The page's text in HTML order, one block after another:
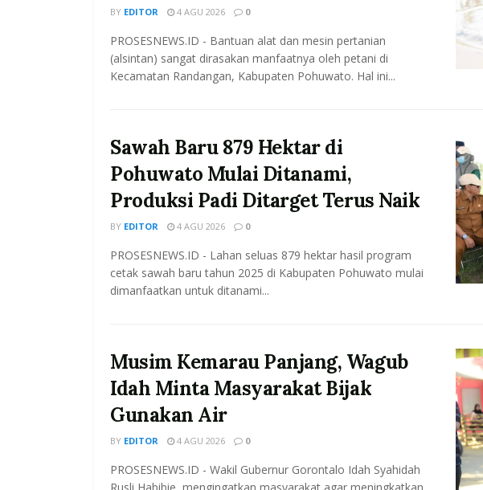
BY EDITOR 4 AGU 2026 0
PROSESNEWS.ID - Bantuan alat dan mesin pertanian
(alsintan) sangat dirasakan manfaatnya oleh petani di
Kecamatan Randangan, Kabupaten Pohuwato. Hal ini...
Sawah Baru 879 Hektar di
Pohuwato Mulai Ditanami,
Produksi Padi Ditarget Terus Naik
BY EDITOR 4 AGU 2026 0
PROSESNEWS.ID - Lahan seluas 879 hektar hasil program
cetak sawah baru tahun 2025 di Kabupaten Pohuwato mulai
dimanfaatkan untuk ditanami...
Musim Kemarau Panjang, Wagub
Idah Minta Masyarakat Bijak
Gunakan Air
BY EDITOR 4 AGU 2026 0
PROSESNEWS.ID - Wakil Gubernur Gorontalo Idah Syahidah